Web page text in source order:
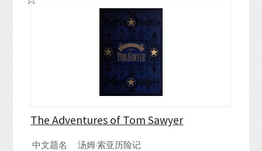
The Adventures of Tom Sawyer
中文题名
汤姆·索亚历险记